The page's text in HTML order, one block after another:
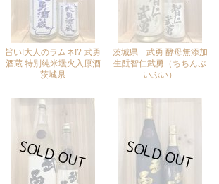
旨い!大人のラムネ!? 武勇
酒蔵 特別純米壜火入原酒
茨城県
茨城県 武勇 酵母無添加
生酛智仁武勇（ちちんぷ
いぷい）